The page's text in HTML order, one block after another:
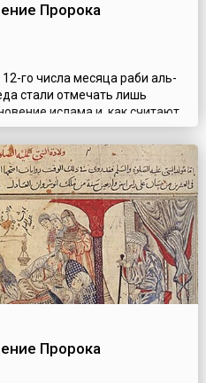
Пророка
го числа месяца раби аль-
стали отмечать лишь
ислама и, как считают
христианской традиции.
Мухаммеда неизвестна,
смерти. Необходимо
отмечаются весьма
Пророка